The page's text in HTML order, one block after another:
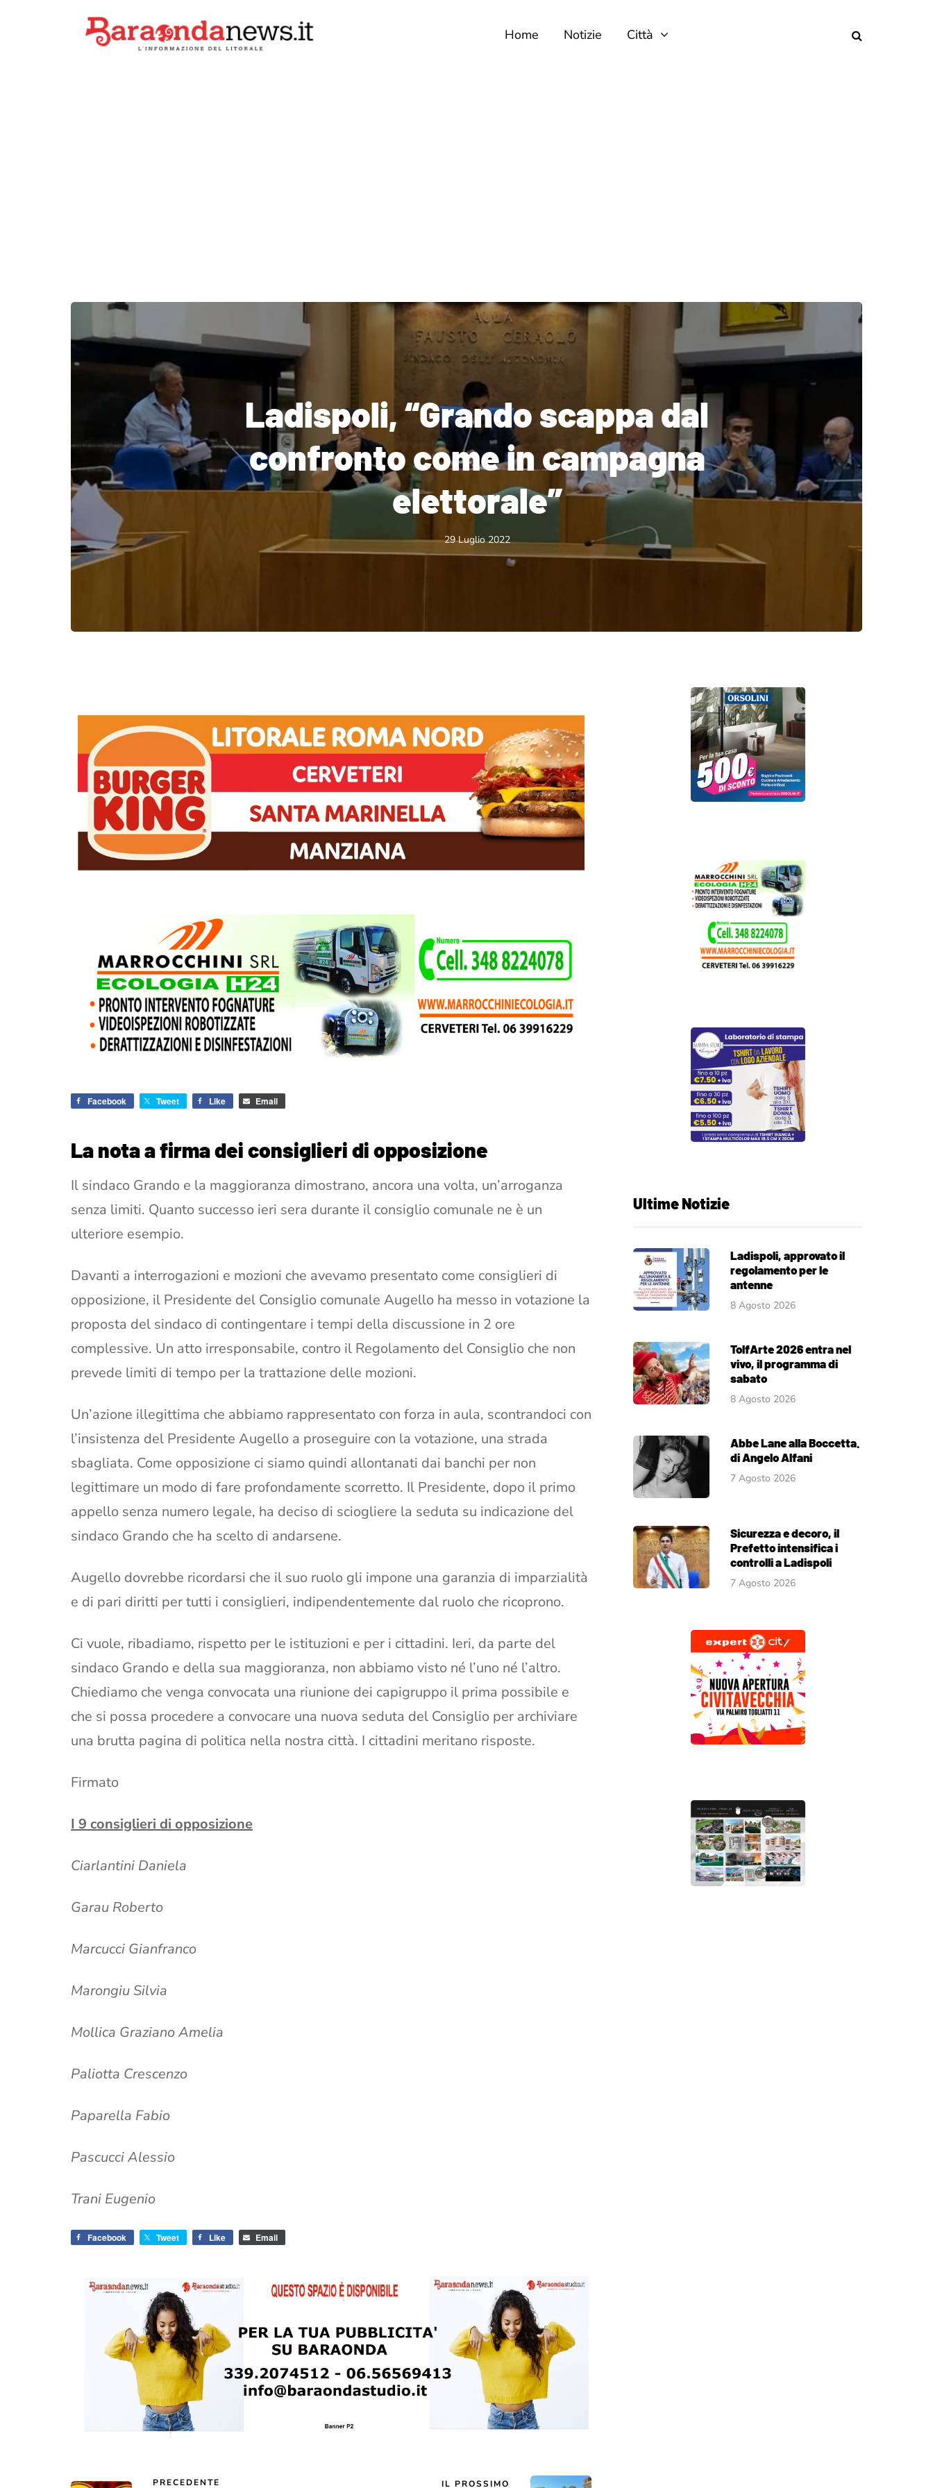
Home Notizie Città
Ladispoli, “Grando scappa dal
confronto come in campagna
elettorale”
29 Luglio 2022
Facebook Tweet Like Email
La nota a firma dei consiglieri di opposizione
Il sindaco Grando e la maggioranza dimostrano, ancora una volta, un’arroganza
senza limiti. Quanto successo ieri sera durante il consiglio comunale ne è un
ulteriore esempio.
Davanti a interrogazioni e mozioni che avevamo presentato come consiglieri di
opposizione, il Presidente del Consiglio comunale Augello ha messo in votazione la
proposta del sindaco di contingentare i tempi della discussione in 2 ore
complessive. Un atto irresponsabile, contro il Regolamento del Consiglio che non
prevede limiti di tempo per la trattazione delle mozioni.
Un’azione illegittima che abbiamo rappresentato con forza in aula, scontrandoci con
l’insistenza del Presidente Augello a proseguire con la votazione, una strada
sbagliata. Come opposizione ci siamo quindi allontanati dai banchi per non
legittimare un modo di fare profondamente scorretto. Il Presidente, dopo il primo
appello senza numero legale, ha deciso di sciogliere la seduta su indicazione del
sindaco Grando che ha scelto di andarsene.
Augello dovrebbe ricordarsi che il suo ruolo gli impone una garanzia di imparzialità
e di pari diritti per tutti i consiglieri, indipendentemente dal ruolo che ricoprono.
Ci vuole, ribadiamo, rispetto per le istituzioni e per i cittadini. Ieri, da parte del
sindaco Grando e della sua maggioranza, non abbiamo visto né l’uno né l’altro.
Chiediamo che venga convocata una riunione dei capigruppo il prima possibile e
che si possa procedere a convocare una nuova seduta del Consiglio per archiviare
una brutta pagina di politica nella nostra città. I cittadini meritano risposte.
Firmato
I 9 consiglieri di opposizione
Ciarlantini Daniela
Garau Roberto
Marcucci Gianfranco
Marongiu Silvia
Mollica Graziano Amelia
Paliotta Crescenzo
Paparella Fabio
Pascucci Alessio
Trani Eugenio
Facebook Tweet Like Email
PRECEDENTE IL PROSSIMO
Ultime Notizie
Ladispoli, approvato il
regolamento per le
antenne
8 Agosto 2026
TolfArte 2026 entra nel
vivo, il programma di
sabato
8 Agosto 2026
Abbe Lane alla Boccetta.
di Angelo Alfani
7 Agosto 2026
Sicurezza e decoro, il
Prefetto intensifica i
controlli a Ladispoli
7 Agosto 2026